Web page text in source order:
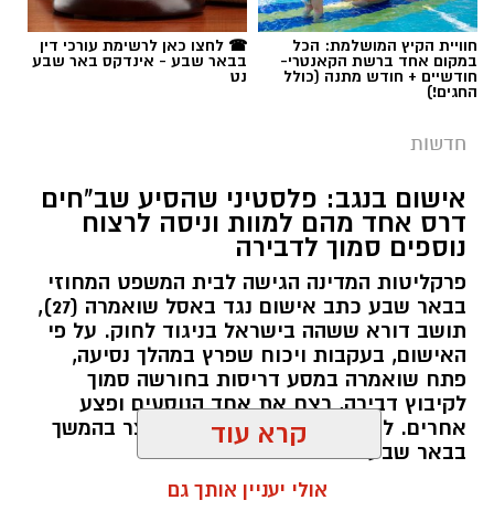
קרדיט: רמ"י
המדינה, בהובלת החטיבה לשמירה על הקרקע
ברשות מקרקעי ישראל (רמ"י), מחדשת בימים אלה
חוויית הקיץ המושלמת: הכל
במקום אחד ברשת הקאנטרי-
חודשיים + חודש מתנה (כולל
החגים!)
☎ לחצו כאן לרשימת עורכי דין
בבאר שבע - אינדקס באר שבע
נט
חדשות
אישום בנגב: פלסטיני שהסיע שב"חים
דרס אחד מהם למוות וניסה לרצוח
נוספים סמוך לדבירה
פרקליטות המדינה הגישה לבית המשפט המחוזי
בבאר שבע כתב אישום נגד באסל שואמרה (27),
תושב דורא ששהה בישראל בניגוד לחוק. על פי
האישום, בעקבות ויכוח שפרץ במהלך נסיעה,
פתח שואמרה במסע דריסות בחורשה סמוך
לקיבוץ דבירה, רצח את אחד הנוסעים ופצע
אחרים. לאחר מכן נמלט מהזירה ונעצר בהמשך
בבאר שבע.
קרא עוד
אולי יעניין אותך גם